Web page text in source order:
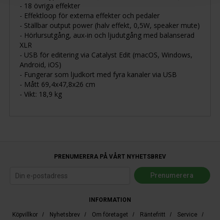
- 18 övriga effekter
- Effektloop för externa effekter och pedaler
- Ställbar output power (halv effekt, 0,5W, speaker mute)
- Hörlursutgång, aux-in och ljudutgång med balanserad
XLR
- USB för editering via Catalyst Edit (macOS, Windows,
Android, iOS)
- Fungerar som ljudkort med fyra kanaler via USB
- Mått 69,4x47,8x26 cm
- Vikt: 18,9 kg
PRENUMERERA PÅ VÅRT NYHETSBREV
INFORMATION
Köpvillkor / Nyhetsbrev / Om företaget / Räntefritt / Service /